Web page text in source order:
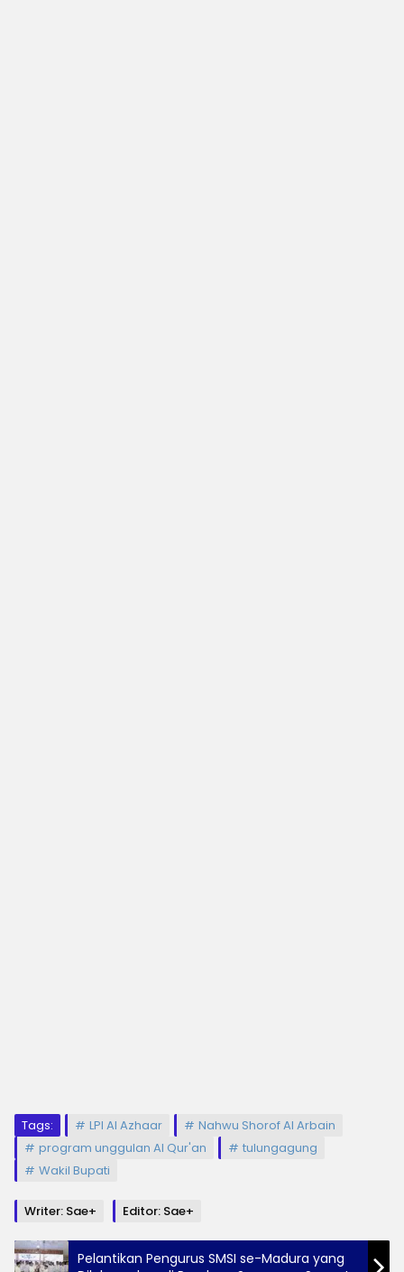
Tags: LPI Al Azhaar
Nahwu Shorof Al Arbain
program unggulan Al Qur'an
tulungagung
Wakil Bupati
Writer: Sae+ Editor: Sae+
Pelantikan Pengurus SMSI se-Madura yang